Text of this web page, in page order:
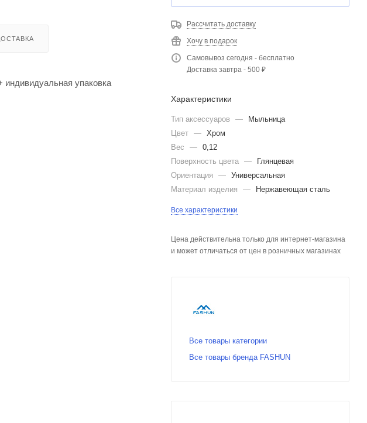
упаковка
Рассчитать доставку
Хочу в подарок
Самовывоз сегодня - бесплатно
Доставка завтра - 500 ₽
Характеристики
Тип аксессуаров —
Мыльница
Цвет — Хром
Вес
— 0,12
Поверхность цвета —
Глянцевая
Ориентация
— Универсальная
Материал изделия
— Нержавеющая сталь
Все характеристики
Цена действительна только для интернет-магазина
и может отличаться от цен в розничных магазинах
Все товары категории
Все товары бренда FASHUN